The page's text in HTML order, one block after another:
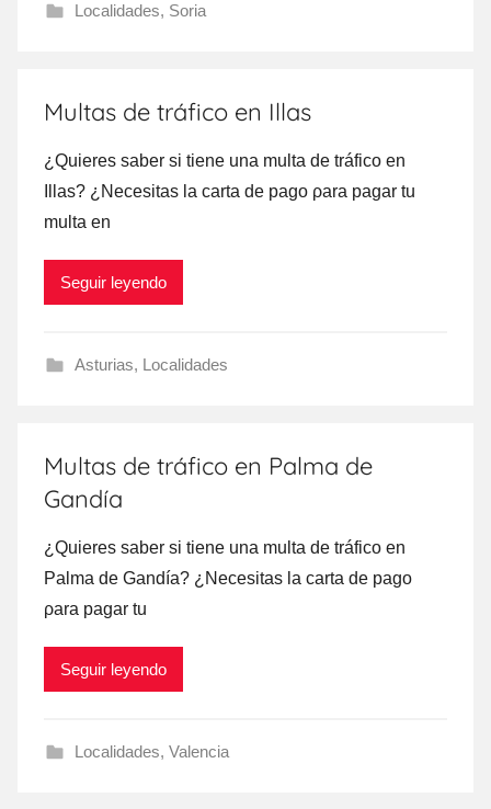
Localidades, Soria
Multas de tráfico en Illas
¿Quieres saber ѕi tiene una multa dе tráfico en
Illas? ¿Necesitas la carta dе pago ρara pagar tu
multa en
Seguir leyendo
Asturias, Localidades
Multas de tráfico en Palma de
Gandía
¿Quieres saber ѕi tiene una multa dе tráfico en
Palma dе Gandía? ¿Necesitas la carta dе pago
ρara pagar tu
Seguir leyendo
Localidades, Valencia